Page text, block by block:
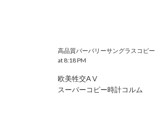
高品質バーバリーサングラスコピー
at 8:18 PM
欧美牲交AⅤ
スーパーコピー時計コルム